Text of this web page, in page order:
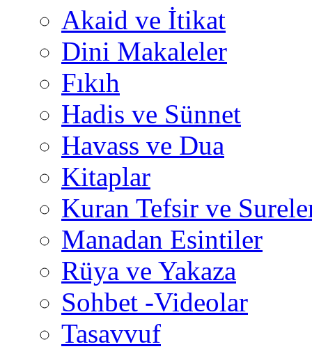
Akaid ve İtikat
Dini Makaleler
Fıkıh
Hadis ve Sünnet
Havass ve Dua
Kitaplar
Kuran Tefsir ve
Manadan Esintiler
Rüya ve Yakaza
Sohbet -Videolar
Tasavvuf